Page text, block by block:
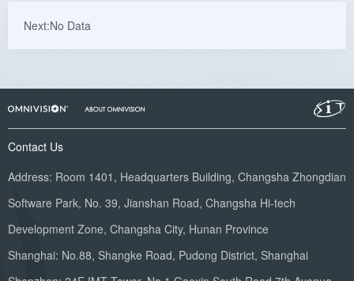
Next:No Data
Contact Us
Address: Room 1401, Headquarters Building, Changsha Zhongdian
Software Park, No. 39, Jianshan Road, Changsha Hi-tech
Development Zone, Changsha City, Hunan Province
Shanghai: No.88, Shangke Road, Pudong District, Shanghai